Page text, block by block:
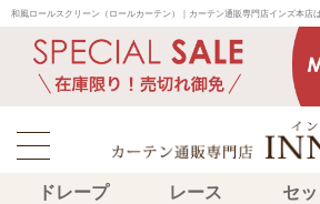
和風ロールスクリーン（ロールカーテン）｜カーテン通販専門店インズ本
ドレープ レース セッ